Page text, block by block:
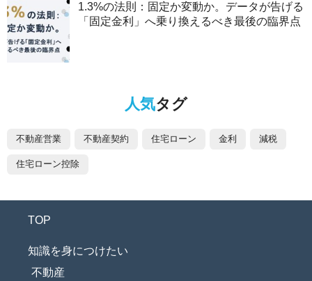
1.3%の法則：固定か変動か。データが告げる
「固定金利」へ乗り換えるべき最後の臨界点
人気タグ
不動産営業 不動産契約 住宅ローン 金利 減税
住宅ローン控除
TOP
知識を身につけたい
不動産